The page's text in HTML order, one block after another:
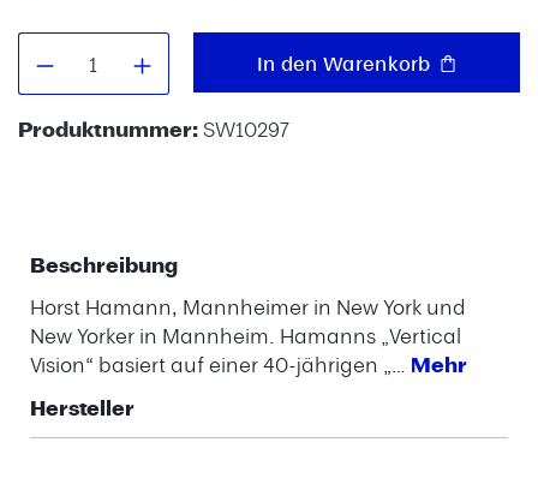
Produkt Anzahl: Gib denIn den Warenkorb
Produktnummer:SW10297
Beschreibung
Horst Hamann, Mannheimer in New York und
New Yorker in Mannheim. Hamanns „Vertical
Vision“ basiert auf einer 40-jährigen „… Mehr
Hersteller